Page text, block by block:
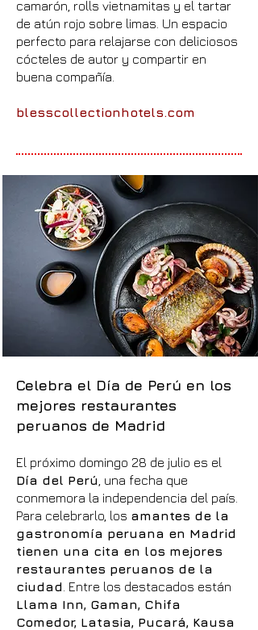
camarón, rolls vietnamitas y el tartar
de atún rojo sobre limas. Un espacio
perfecto para relajarse con deliciosos
cócteles de autor y compartir en
buena compañía.
blesscollectionhotels.com
Celebra el Día de Perú en los
mejores restaurantes
peruanos de Madrid
El próximo domingo 28 de julio es el
Día del Perú , una fecha que
conmemora la independencia del país.
Para celebrarlo, los amantes de la
gastronomía peruana en Madrid
tienen una cita en los mejores
restaurantes peruanos de la
ciudad . Entre los destacados están
Llama Inn, Gaman, Chifa
Comedor, Latasia, Pucará, Kausa